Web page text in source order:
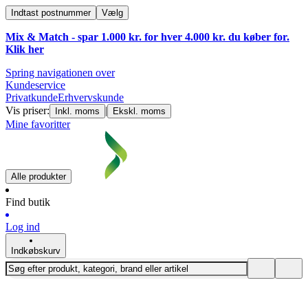
Indtast postnummer Vælg
Mix & Match - spar 1.000 kr. for hver 4.000 kr. du køber for.
Klik her
Spring navigationen over
Kundeservice
PrivatkundeErhvervskunde
Vis priser:
Inkl. moms | Ekskl. moms
Mine favoritter
Alle produkter
Find butik
Log ind
Indkøbskurv